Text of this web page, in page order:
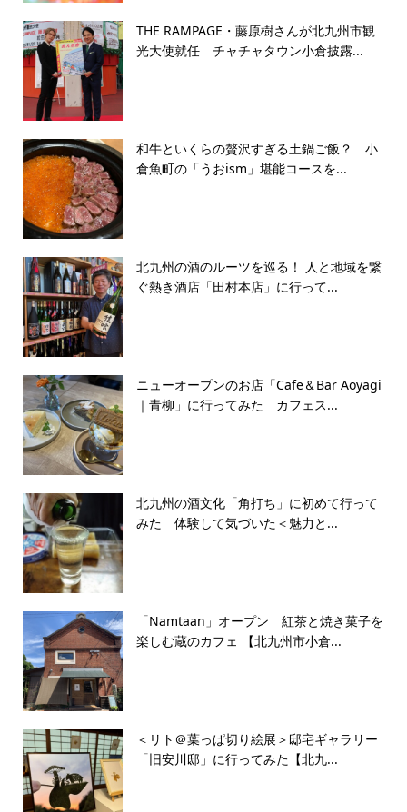
THE RAMPAGE・藤原樹さんが北九州市観
光大使就任 チャチャタウン小倉披露...
和牛といくらの贅沢すぎる土鍋ご飯？ 小
倉魚町の「うおism」堪能コースを...
北九州の酒のルーツを巡る！ 人と地域を繋
ぐ熱き酒店「田村本店」に行って...
ニューオープンのお店「Cafe＆Bar Aoyagi
｜青柳」に行ってみた カフェス...
北九州の酒文化「角打ち」に初めて行って
みた 体験して気づいた＜魅力と...
「Namtaan」オープン 紅茶と焼き菓子を
楽しむ蔵のカフェ 【北九州市小倉...
＜リト＠葉っぱ切り絵展＞邸宅ギャラリー
「旧安川邸」に行ってみた【北九...